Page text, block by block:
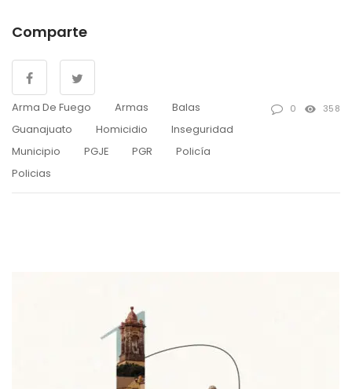
Comparte
Arma De Fuego Armas
Balas
Guanajuato
Homicidio
Inseguridad
Municipio
PGJE PGR
Policía
Policias
0 358